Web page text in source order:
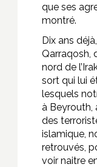
que ses
montré.
Dix ans
Qarraqosh,
nord de
sort qui lui
lesquels
à Beyrouth,
des
islamique,
retrouvés,
voir naitre